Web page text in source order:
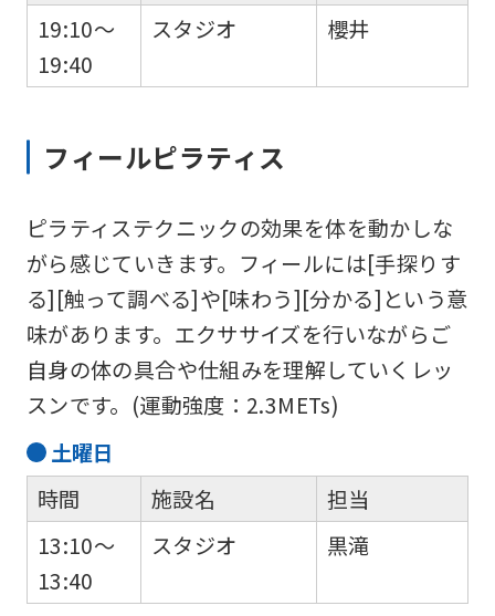
19:10～
19:40
スタジオ
櫻井
フィールピラティス
ピラティステクニックの効果を体を動かしな
がら感じていきます。フィールには[手探りす
る][触って調べる]や[味わう][分かる]という意
味があります。エクササイズを行いながらご
自身の体の具合や仕組みを理解していくレッ
スンです。(運動強度：2.3METs)
土曜日
時間
13:10～
13:40
施設名
スタジオ
担当
黒滝
is
translated
English.
Click
the
link
below
(start
translation)
to